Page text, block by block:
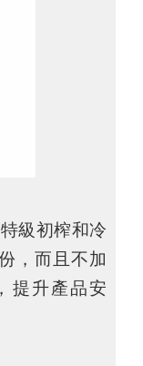
級初榨和冷
，而且不加
提升產品安